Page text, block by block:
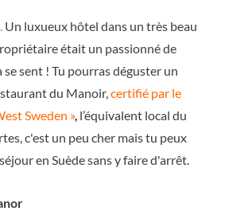
Un luxueux hôtel dans un très beau
était un passionné de
se sent ! Tu pourras déguster un
du Manoir, certifié par le
Sweden », l’équivalent local du
c'est un peu cher mais tu peux
en Suède sans y faire d'arrêt.